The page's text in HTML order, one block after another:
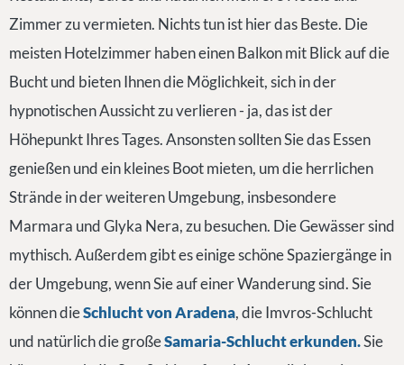
Zimmer zu vermieten. Nichts tun ist hier das Beste. Die
meisten Hotelzimmer haben einen Balkon mit Blick auf die
Bucht und bieten Ihnen die Möglichkeit, sich in der
hypnotischen Aussicht zu verlieren - ja, das ist der
Höhepunkt Ihres Tages. Ansonsten sollten Sie das Essen
genießen und ein kleines Boot mieten, um die herrlichen
Strände in der weiteren Umgebung, insbesondere
Marmara und Glyka Nera, zu besuchen. Die Gewässer sind
mythisch. Außerdem gibt es einige schöne Spaziergänge in
der Umgebung, wenn Sie auf einer Wanderung sind. Sie
können dieSchlucht von Aradena, die Imvros-Schlucht
und natürlich die großeSamaria-Schlucht erkunden.Sie